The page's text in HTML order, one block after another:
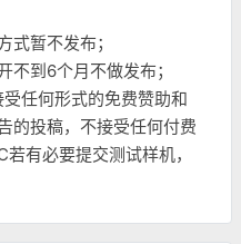
式暂不发布；
不到6个月不做发布；
任何形式的免费赞助和
的投稿，不接受任何付费
有必要提交测试样机，